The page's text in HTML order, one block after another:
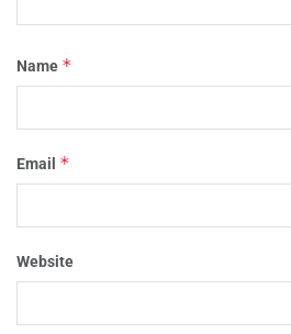
Name *
Email *
Website